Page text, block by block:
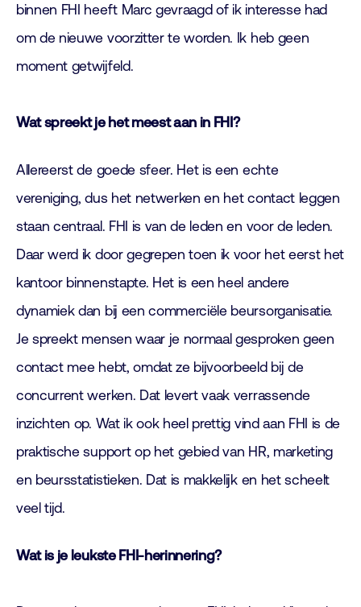
binnen FHI heeft Marc gevraagd of ik interesse had
om de nieuwe voorzitter te worden. Ik heb geen
moment getwijfeld.
Wat spreekt je het meest aan in FHI?
Allereerst de goede sfeer. Het is een echte
vereniging, dus het netwerken en het contact leggen
staan centraal. FHI is van de leden en voor de leden.
Daar werd ik door gegrepen toen ik voor het eerst het
kantoor binnenstapte. Het is een heel andere
dynamiek dan bij een commerciële beursorganisatie.
Je spreekt mensen waar je normaal gesproken geen
contact mee hebt, omdat ze bijvoorbeeld bij de
concurrent werken. Dat levert vaak verrassende
inzichten op. Wat ik ook heel prettig vind aan FHI is de
praktische support op het gebied van HR, marketing
en beursstatistieken. Dat is makkelijk en het scheelt
veel tijd.
Wat is je leukste FHI-herinnering?